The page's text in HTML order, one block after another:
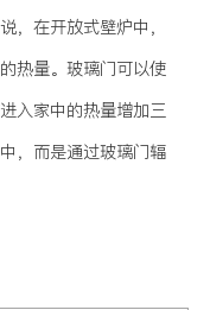
，在开放式壁炉中，
热量。玻璃门可以使
入家中的热量增加三
，而是通过玻璃门辐